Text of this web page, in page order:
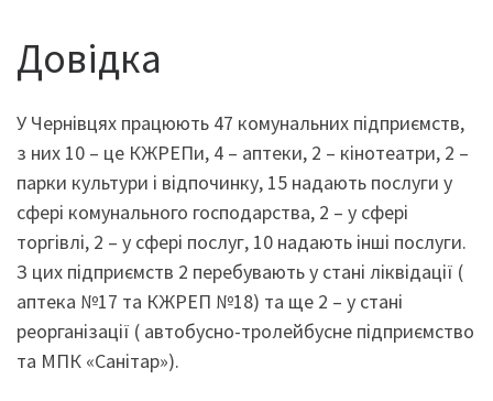
Довідка
У Чернівцях працюють 47 комунальних підприємств,
з них 10 – це КЖРЕПи, 4 – аптеки, 2 – кінотеатри, 2 –
парки культури і відпочинку, 15 надають послуги у
сфері комунального господарства, 2 – у сфері
торгівлі, 2 – у сфері послуг, 10 надають інші послуги.
З цих підприємств 2 перебувають у стані ліквідації (
аптека №17 та КЖРЕП №18) та ще 2 – у стані
реорганізації ( автобусно-тролейбусне підприємство
та МПК «Санітар»).